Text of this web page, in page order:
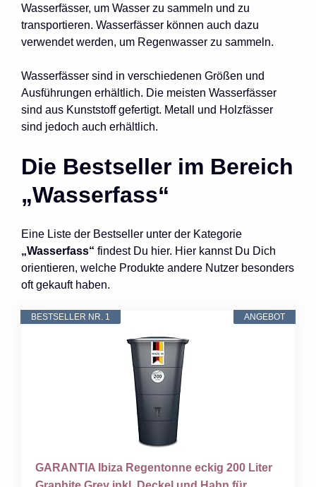
Wasserfässer, um Wasser zu sammeln und zu
transportieren. Wasserfässer können auch dazu
verwendet werden, um Regenwasser zu sammeln.
Wasserfässer sind in verschiedenen Größen und
Ausführungen erhältlich. Die meisten Wasserfässer
sind aus Kunststoff gefertigt. Metall und Holzfässer
sind jedoch auch erhältlich.
Die Bestseller im Bereich
„Wasserfass“
Eine Liste der Bestseller unter der Kategorie
„Wasserfass“ findest Du hier. Hier kannst Du Dich
orientieren, welche Produkte andere Nutzer besonders
oft gekauft haben.
ANGEBOT
BESTSELLER NR. 1
GARANTIA Ibiza Regentonne eckig 200 Liter